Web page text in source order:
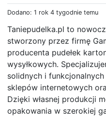
Dodano: 1 rok 4 tygodnie temu
Taniepudelka.pl to
stworzony przez firmę
producenta pudełek
wysyłkowych.
solidnych i
sklepów internetowych
Dzięki własnej produkcji
opakowania w szerokiej